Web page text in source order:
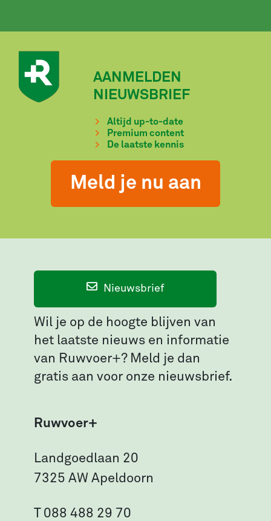
AANMELDEN
NIEUWSBRIEF
Altijd up-to-date
Premium content
De laatste kennis
Meld je nu aan
Nieuwsbrief
Wil je op de hoogte blijven van
het laatste nieuws en informatie
van Ruwvoer+? Meld je dan
gratis aan voor onze nieuwsbrief.
Ruwvoer+
Landgoedlaan 20
7325 AW Apeldoorn
T 088 488 29 70